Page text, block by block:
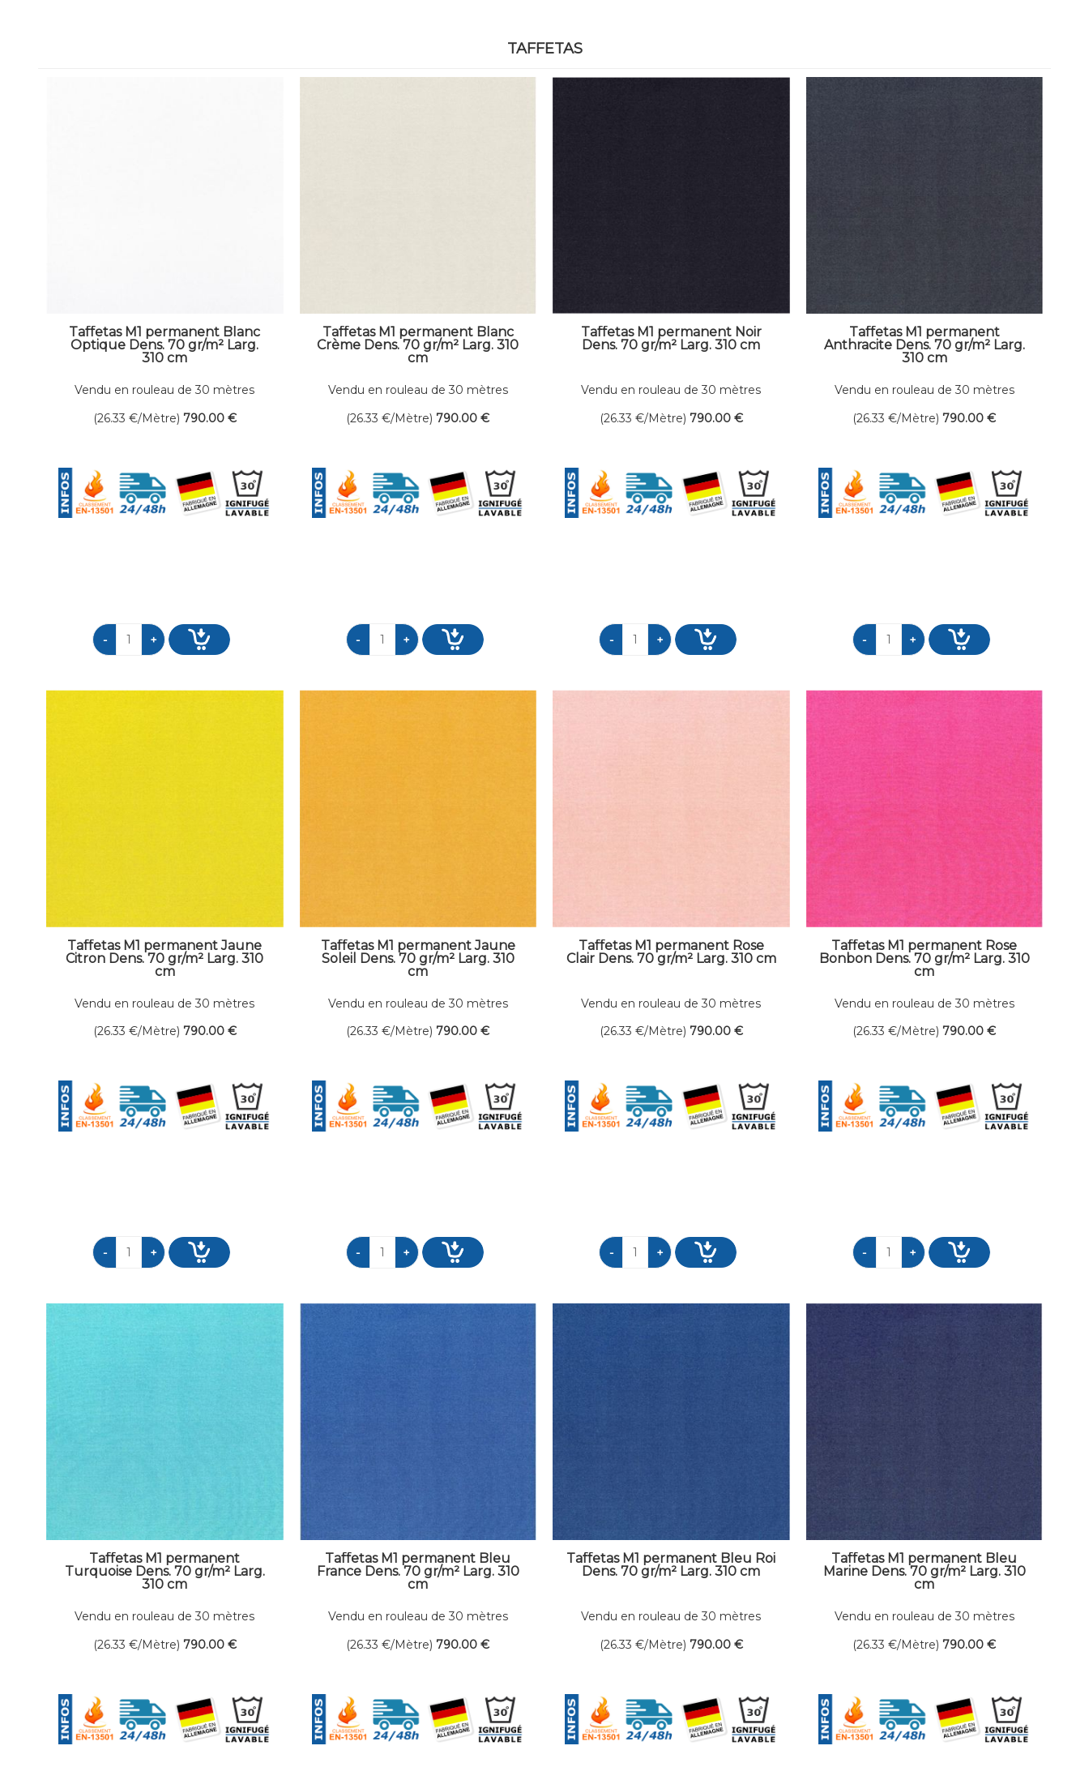
TAFFETAS
Taffetas M1 permanent Blanc
Optique Dens. 70 gr/m² Larg.
310 cm
Vendu en rouleau de 30 mètres
(26.33 €/Mètre) 790.00 €
Taffetas M1 permanent Blanc
Crème Dens. 70 gr/m² Larg. 310
cm
Vendu en rouleau de 30 mètres
(26.33€/Mètre) 790.00 €
Taffetas M1 permanent Noir
Dens. 70 gr/m² Larg. 310 cm
Vendu en rouleau de 30 mètres
(26.33 €/Mètre) 790.00 €
Taffetas M1 permanent
Anthracite Dens. 70 gr/m² Larg.
310 cm
Vendu en rouleau de 30 mètres
(26.33€/Mètre) 790.00 €
Taffetas M1 permanent Jaune
Citron Dens. 70 gr/m² Larg. 310
cm
Vendu en rouleau de 30 mètres
(26.33 €/Mètre) 790.00 €
Taffetas M1 permanent Jaune
Soleil Dens. 70 gr/m² Larg. 310
cm
Vendu en rouleau de 30 mètres
(26.33€/Mètre) 790.00 €
Taffetas M1 permanent Rose
Clair Dens. 70 gr/m² Larg. 310 cm
Vendu en rouleau de 30 mètres
(26.33 €/Mètre) 790.00 €
Taffetas M1 permanent Rose
Bonbon Dens. 70 gr/m² Larg. 310
cm
Vendu en rouleau de 30 mètres
(26.33€/Mètre) 790.00 €
Taffetas M1 permanent
Turquoise Dens. 70 gr/m² Larg.
310 cm
Vendu en rouleau de 30 mètres
(26.33 €/Mètre) 790.00 €
Taffetas M1 permanent Bleu
France Dens. 70 gr/m² Larg. 310
cm
Vendu en rouleau de 30 mètres
(26.33€/Mètre) 790.00 €
Taffetas M1 permanent Bleu Roi
Dens. 70 gr/m² Larg. 310 cm
Vendu en rouleau de 30 mètres
(26.33 €/Mètre) 790.00 €
Taffetas M1 permanent Bleu
Marine Dens. 70 gr/m² Larg. 310
cm
Vendu en rouleau de 30 mètres
(26.33€/Mètre) 790.00 €